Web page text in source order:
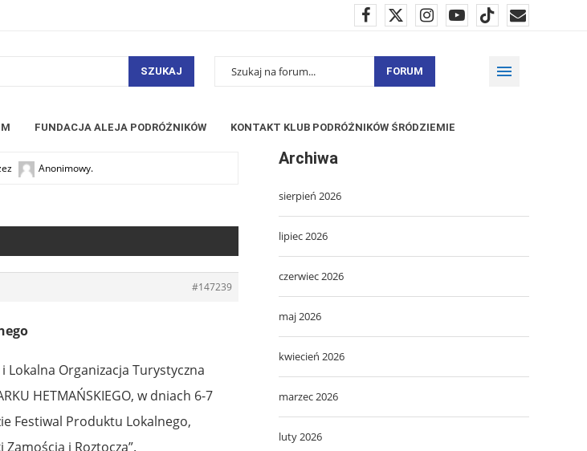
SZUKAJ FORUM
FUNDACJA ALEJA PODRÓŻNIKÓW KONTAKT KLUB PODRÓŻNIKÓW ŚRÓDZIEMIE
Anonimowy.
#147239
Organizacja Turystyczna
HETMAŃSKIEGO, w dniach 6-7
Festiwal Produktu Lokalnego,
i Roztocza”.
Archiwa
sierpień 2026
lipiec 2026
czerwiec 2026
maj 2026
kwiecień 2026
marzec 2026
luty 2026